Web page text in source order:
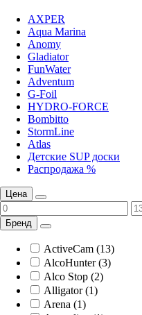
AXPER
Aqua Marina
Anomy
Gladiator
FunWater
Adventum
G-Foil
HYDRO-FORCE
Bombitto
StormLine
Atlas
Детские SUP доски
Распродажа %
Цена
Бренд
ActiveCam (13)
AlcoHunter (3)
Alco Stop (2)
Alligator (1)
Arena (1)